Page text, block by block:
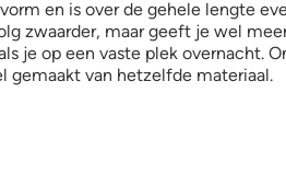
en is over de gehele lengte
zwaarder, maar geeft je wel
je op een vaste plek overnacht.
gemaakt van hetzelfde materiaal.